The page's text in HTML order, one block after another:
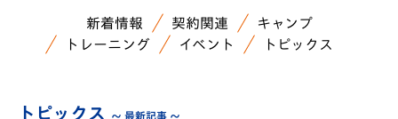
新着情報 契約関連
キャンプ
トレーニング
イベント トピックス
トピックス ～ 最新記事 ～